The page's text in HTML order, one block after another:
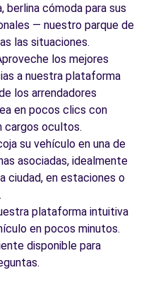
berlina cómoda para sus
— nuestro parque de
las situaciones.
los mejores
a nuestra plataforma
los arrendadores
en pocos clics con
cargos ocultos.
su vehículo en una de
asociadas, idealmente
ciudad, en estaciones o
plataforma intuitiva
en pocos minutos.
disponible para